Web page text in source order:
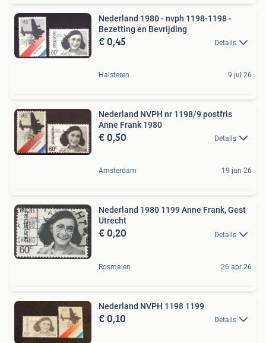
Nederland 1980 - nvph 1198-1198 -
Bezetting en Bevrijding
€ 0,45 Details
Halsteren 9 jul 26
Nederland NVPH nr 1198/9 postfris
Anne Frank 1980
€ 0,50 Details
Amsterdam 19 jun 26
Nederland 1980 1199 Anne Frank, Gest
Utrecht
€ 0,20 Details
Rosmalen 26 apr 26
Nederland NVPH 1198 1199
€ 0,10 Details